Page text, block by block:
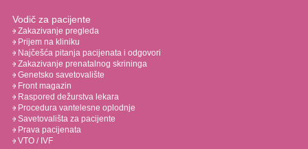
Vodič za pacijente
Zakazivanje pregleda
Prijem na kliniku
Najčešća pitanja pacijenata i odgovori
Zakazivanje prenatalnog skrininga
Genetsko savetovalište
Front magazin
Raspored dežurstva lekara
Procedura vantelesne oplodnje
Savetovališta za pacijente
Prava pacijenata
VTO / IVF